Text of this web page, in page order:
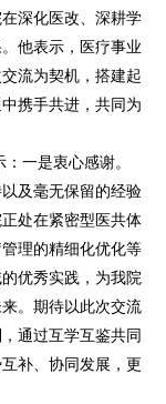
深化医改、深耕学
他表示，医疗事业
流为契机，搭建起
携手共进，共同为
一是衷心感谢。
及毫无保留的经验
处在紧密型医共体
理的精细化优化等
优秀实践，为我院
。期待以此次交流
通过互学互鉴共同
补、协同发展，更